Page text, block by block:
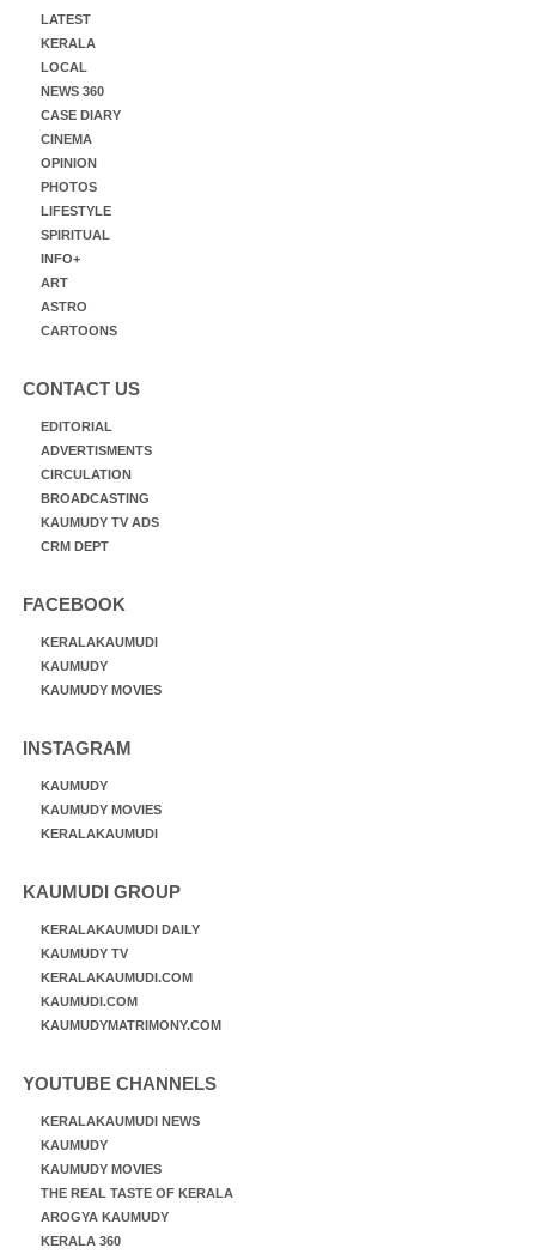
LATEST
KERALA
LOCAL
NEWS 360
CASE DIARY
CINEMA
OPINION
PHOTOS
LIFESTYLE
SPIRITUAL
INFO+
ART
ASTRO
CARTOONS
CONTACT US
EDITORIAL
ADVERTISMENTS
CIRCULATION
BROADCASTING
KAUMUDY TV ADS
CRM DEPT
FACEBOOK
KERALAKAUMUDI
KAUMUDY
KAUMUDY MOVIES
INSTAGRAM
KAUMUDY
KAUMUDY MOVIES
KERALAKAUMUDI
KAUMUDI GROUP
KERALAKAUMUDI DAILY
KAUMUDY TV
KERALAKAUMUDI.COM
KAUMUDI.COM
KAUMUDYMATRIMONY.COM
YOUTUBE CHANNELS
KERALAKAUMUDI NEWS
KAUMUDY
KAUMUDY MOVIES
THE REAL TASTE OF KERALA
AROGYA KAUMUDY
KERALA 360